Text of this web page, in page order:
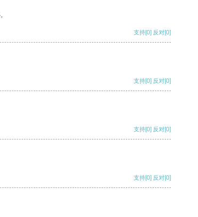
支持[0] 反对[0]
支持[0] 反对[0]
支持[0] 反对[0]
支持[0] 反对[0]